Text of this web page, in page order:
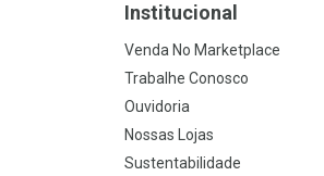
Institucional
Venda No Marketplace
Trabalhe Conosco
Ouvidoria
Nossas Lojas
Sustentabilidade